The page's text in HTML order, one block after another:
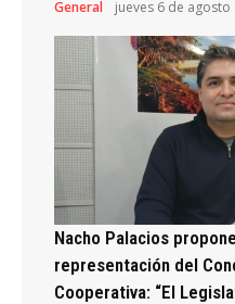
General jueves 6 de agosto
Nacho Palacios
representación del
Cooperativa: “El